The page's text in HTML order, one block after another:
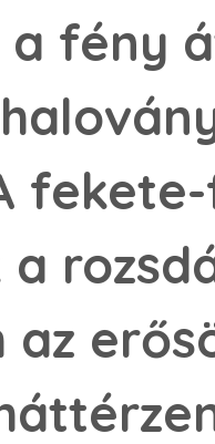
fény